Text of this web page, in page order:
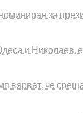
за
и Николаев,
вярват, че